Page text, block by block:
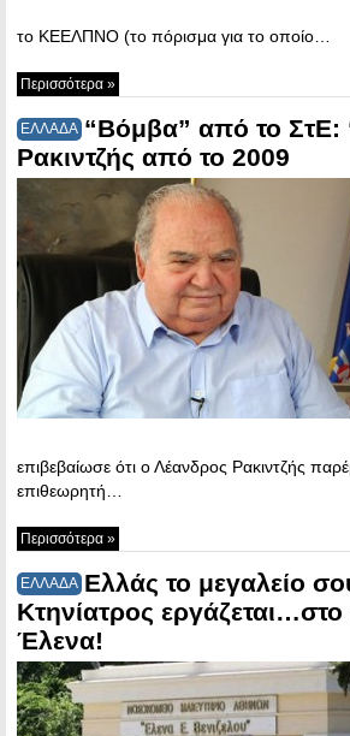
το ΚΕΕΛΠΝΟ (το πόρισμα για το οποίο…
Περισσότερα »
ΕΛΛΑΔΑ “Βόμβα” από το ΣτΕ:
Ρακιντζής από το 2009
επιβεβαίωσε ότι ο Λέανδρος Ρακιντζής
επιθεωρητή…
Περισσότερα »
ΕΛΛΑΔΑ Ελλάς το μεγαλείο
Κτηνίατρος εργάζεται…στο
Έλενα!